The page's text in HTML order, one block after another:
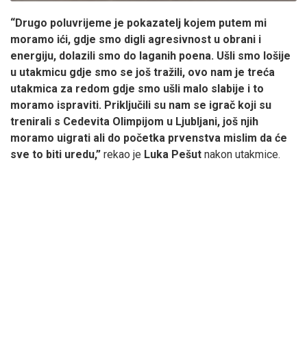
“Drugo poluvrijeme je pokazatelj kojem putem mi
moramo ići, gdje smo digli agresivnost u obrani i
energiju, dolazili smo do laganih poena. Ušli smo lošije
u utakmicu gdje smo se još tražili, ovo nam je treća
utakmica za redom gdje smo ušli malo slabije i to
moramo ispraviti. Priključili su nam se igrač koji su
trenirali s Cedevita Olimpijom u Ljubljani, još njih
moramo uigrati ali do početka prvenstva mislim da će
sve to biti uredu,” rekao je Luka Pešut nakon utakmice.